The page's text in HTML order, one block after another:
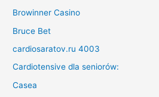
Browinner Casino
Bruce Bet
cardiosaratov.ru 4003
Cardiotensive dla seniorów:
Casea